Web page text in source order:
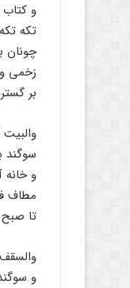
و
تکه
چونان
زخمی و
بر
والبیت
سوگند
و خانه
مطاف
تا
و